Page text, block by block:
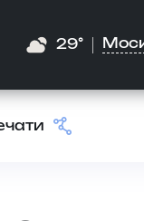
29°